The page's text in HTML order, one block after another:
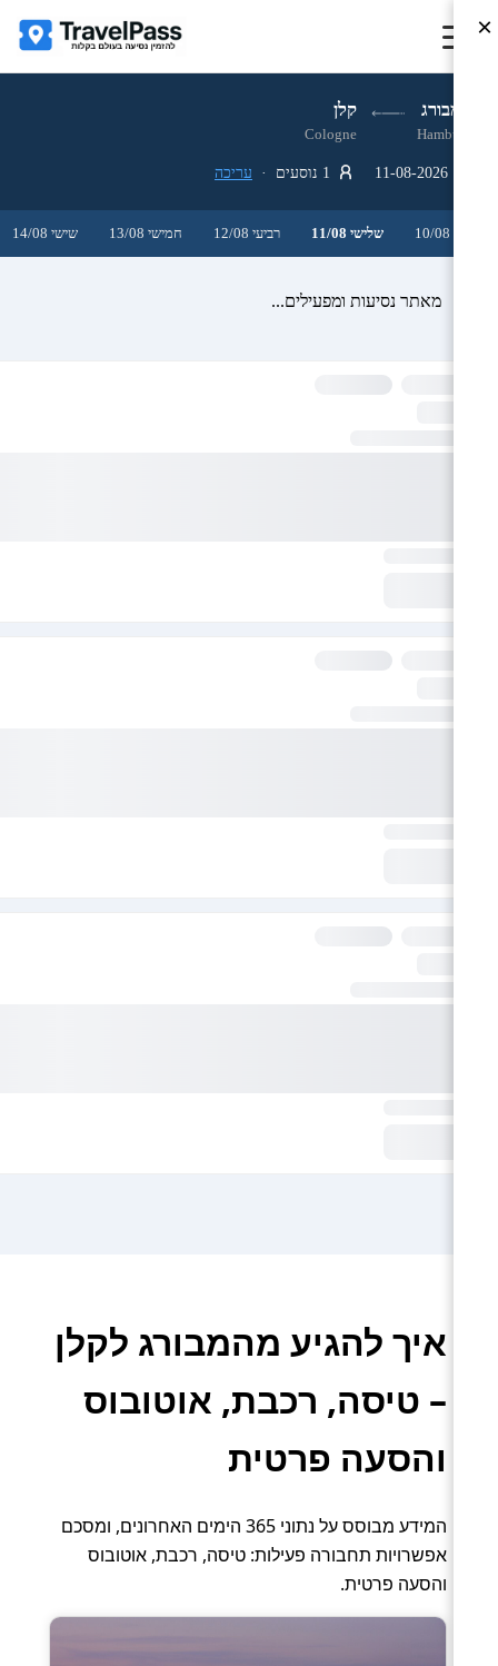
המבורג קלן
Hamburg
Cologne
עריכה
שלישי 11/08 רביעי 12/08 חמישי 13/08 שישי 14/08
מאתר נסיעות ומפעילים...
איך להגיע מהמבורג לקלן
– טיסה, רכבת, אוטובוס
והסעה פרטית
המידע מבוסס על נתוני 365 הימים האחרונים, ומסכם
אפשרויות תחבורה פעילות: טיסה, רכבת, אוטובוס
והסעה פרטית.
×